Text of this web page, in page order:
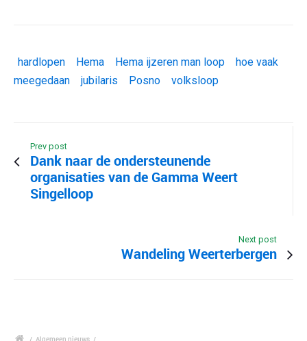
hardlopen Hema Hema ijzeren man loop
hoe vaak
meegedaan
jubilaris Posno volksloop
Prev post
Dank naar de ondersteunende
organisaties van de Gamma Weert
Singelloop
Next post
Wandeling Weerterbergen
/ Algemeen nieuws /